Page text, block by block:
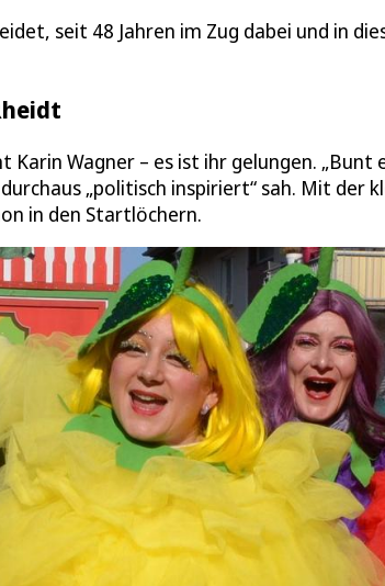
seit 48 Jahren im Zug dabei und in
Wagner – es ist ihr gelungen. „Bunt
„politisch inspiriert“ sah. Mit der
in den Startlöchern.